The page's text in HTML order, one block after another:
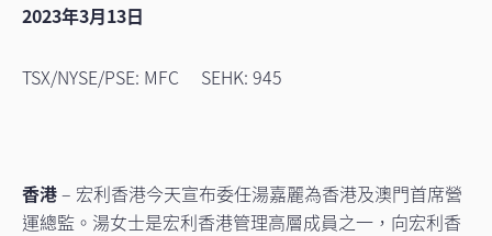
2023年3月13日
TSX/NYSE/PSE: MFC SEHK: 945
香港– 宏利香港今天宣布委任湯嘉麗為香港及澳門首席營
運總監。湯女士是宏利香港管理高層成員之一，向宏利香